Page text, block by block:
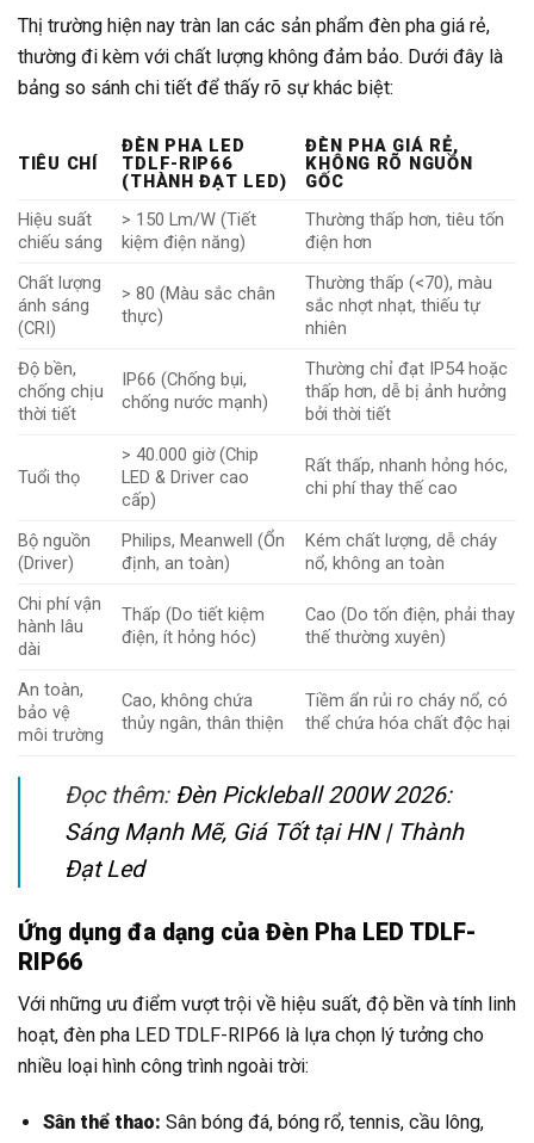
Thị trường hiện nay tràn lan các sản phẩm đèn pha giá rẻ,
thường đi kèm với chất lượng không đảm bảo. Dưới đây là
bảng so sánh chi tiết để thấy rõ sự khác biệt:
TIÊU CHÍ
ĐÈN PHA LED
TDLF-RIP66
(THÀNH ĐẠT LED)
ĐÈN PHA GIÁ RẺ,
KHÔNG RÕ NGUỒN
GỐC
Hiệu suất
chiếu sáng
> 150 Lm/W (Tiết
kiệm điện năng)
Thường thấp hơn, tiêu tốn
điện hơn
Chất lượng
ánh sáng
(CRI)
> 80 (Màu sắc chân
thực)
Thường thấp (<70), màu
sắc nhợt nhạt, thiếu tự
nhiên
Độ bền,
chống chịu
thời tiết
IP66 (Chống bụi,
chống nước mạnh)
Thường chỉ đạt IP54 hoặc
thấp hơn, dễ bị ảnh hưởng
bởi thời tiết
Tuổi thọ
> 40.000 giờ (Chip
LED & Driver cao
cấp)
Rất thấp, nhanh hỏng hóc,
chi phí thay thế cao
Bộ nguồn
(Driver)
Philips, Meanwell (Ổn
định, an toàn)
Kém chất lượng, dễ cháy
nổ, không an toàn
Chi phí vận
hành lâu
dài
Thấp (Do tiết kiệm
điện, ít hỏng hóc)
Cao (Do tốn điện, phải thay
thế thường xuyên)
An toàn,
bảo vệ
môi trường
Cao, không chứa
thủy ngân, thân thiện
Tiềm ẩn rủi ro cháy nổ, có
thể chứa hóa chất độc hại
Đọc thêm: Đèn Pickleball 200W 2026:
Sáng Mạnh Mẽ, Giá Tốt tại HN | Thành
Đạt Led
Ứng dụng đa dạng của Đèn Pha LED TDLF-
RIP66
Với những ưu điểm vượt trội về hiệu suất, độ bền và tính linh
hoạt, đèn pha LED TDLF-RIP66 là lựa chọn lý tưởng cho
nhiều loại hình công trình ngoài trời:
Sân thể thao: Sân bóng đá, bóng rổ, tennis, cầu lông,